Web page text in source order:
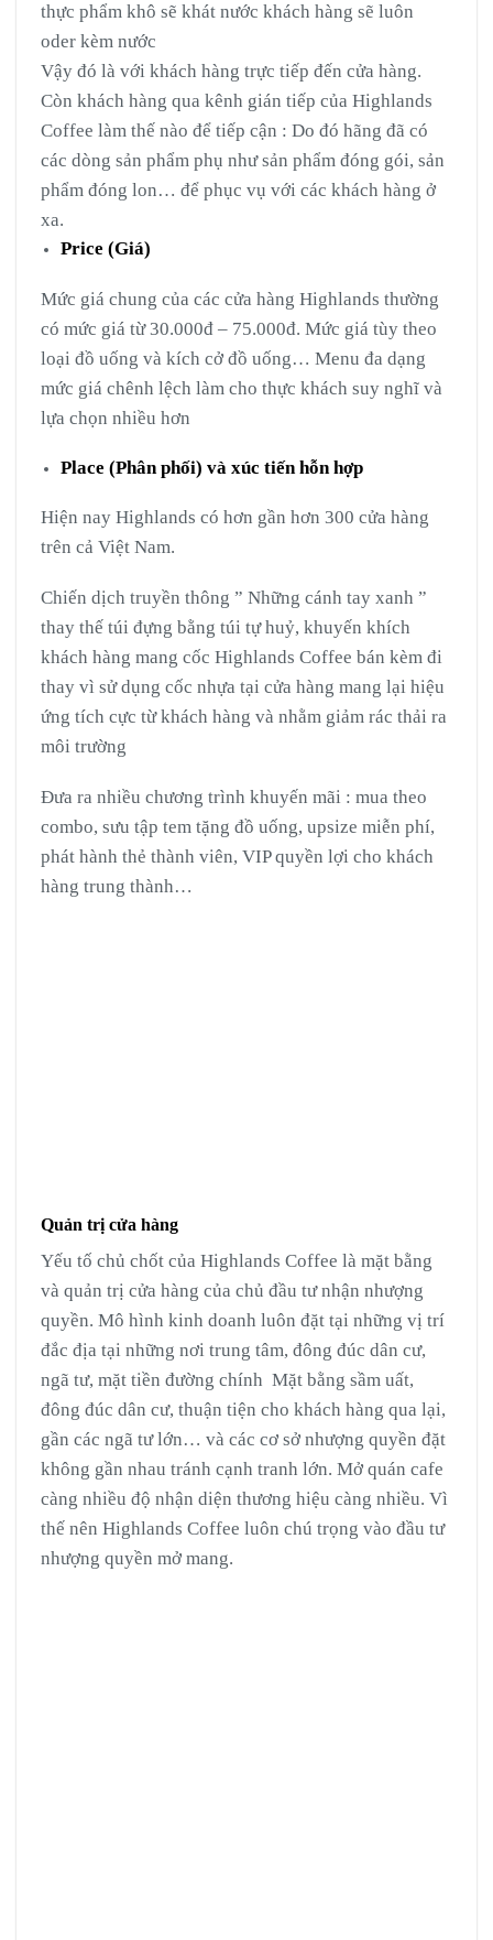
thực phẩm khô sẽ khát nước khách hàng sẽ luôn
oder kèm nước
Vậy đó là với khách hàng trực tiếp đến cửa hàng.
Còn khách hàng qua kênh gián tiếp của Highlands
Coffee làm thế nào để tiếp cận : Do đó hãng đã có
các dòng sản phẩm phụ như sản phẩm đóng gói, sản
phẩm đóng lon… để phục vụ với các khách hàng ở
xa.
Price (Giá)
Mức giá chung của các cửa hàng Highlands thường
có mức giá từ 30.000đ – 75.000đ. Mức giá tùy theo
loại đồ uống và kích cở đồ uống… Menu đa dạng
mức giá chênh lệch làm cho thực khách suy nghĩ và
lựa chọn nhiều hơn
Place (Phân phối) và xúc tiến hỗn hợp
Hiện nay Highlands có hơn gần hơn 300 cửa hàng
trên cả Việt Nam.
Chiến dịch truyền thông ” Những cánh tay xanh ”
thay thế túi đựng bằng túi tự huỷ, khuyến khích
khách hàng mang cốc Highlands Coffee bán kèm đi
thay vì sử dụng cốc nhựa tại cửa hàng mang lại hiệu
ứng tích cực từ khách hàng và nhằm giảm rác thải ra
môi trường
Đưa ra nhiều chương trình khuyến mãi : mua theo
combo, sưu tập tem tặng đồ uống, upsize miễn phí,
phát hành thẻ thành viên, VIP quyền lợi cho khách
hàng trung thành…
Quản trị cửa hàng
Yếu tố chủ chốt của Highlands Coffee là mặt bằng
và quản trị cửa hàng của chủ đầu tư nhận nhượng
quyền. Mô hình kinh doanh luôn đặt tại những vị trí
đắc địa tại những nơi trung tâm, đông đúc dân cư,
ngã tư, mặt tiền đường chính Mặt bằng sầm uất,
đông đúc dân cư, thuận tiện cho khách hàng qua lại,
gần các ngã tư lớn… và các cơ sở nhượng quyền đặt
không gần nhau tránh cạnh tranh lớn. Mở quán cafe
càng nhiều độ nhận diện thương hiệu càng nhiều. Vì
thế nên Highlands Coffee luôn chú trọng vào đầu tư
nhượng quyền mở mang.